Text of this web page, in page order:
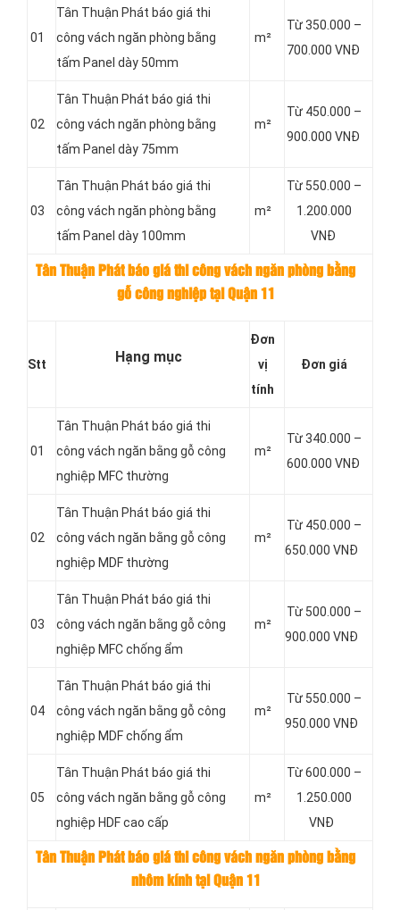
01
Tân Thuận Phát báo giá thi
công vách ngăn phòng bằng
tấm Panel dày 50mm
m²
Từ 350.000 –
700.000 VNĐ
02
Tân Thuận Phát báo giá thi
công vách ngăn phòng bằng
tấm Panel dày 75mm
m²
Từ 450.000 –
900.000 VNĐ
03
Tân Thuận Phát báo giá thi
công vách ngăn phòng bằng
tấm Panel dày 100mm
m²
Từ 550.000 –
1.200.000
VNĐ
Tân Thuận Phát báo giá thi công vách ngăn phòng bằng
gỗ công nghiệp tại Quận 11
Stt Hạng mục
Đơn
vị
tính
Đơn giá
01
Tân Thuận Phát báo giá thi
công vách ngăn bằng gỗ công
nghiệp MFC thường
m²
Từ 340.000 –
600.000 VNĐ
02
Tân Thuận Phát báo giá thi
công vách ngăn bằng gỗ công
nghiệp MDF thường
m²
Từ 450.000 –
650.000 VNĐ
03
Tân Thuận Phát báo giá thi
công vách ngăn bằng gỗ công
nghiệp MFC chống ẩm
m²
Từ 500.000 –
900.000 VNĐ
04
Tân Thuận Phát báo giá thi
công vách ngăn bằng gỗ công
nghiệp MDF chống ẩm
m²
Từ 550.000 –
950.000 VNĐ
05
Tân Thuận Phát báo giá thi
công vách ngăn bằng gỗ công
nghiệp HDF cao cấp
m²
Từ 600.000 –
1.250.000
VNĐ
Tân Thuận Phát báo giá thi công vách ngăn phòng bằng
nhôm kính tại Quận 11